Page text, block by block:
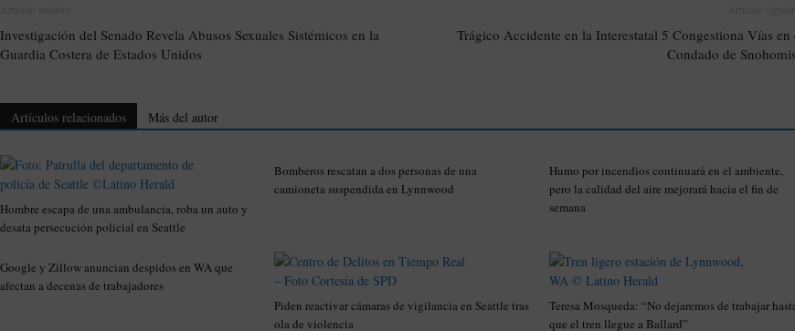
Investigación del Senado Revela Abusos Sexuales Sistémicos en la
Guardia Costera de Estados Unidos
Trágico Accidente en la Interestatal 5 Congestiona Vías en
Condado de
Artículos relacionados Más del autor
Hombre escapa de una ambulancia, roba un auto y
desata persecución policial en Seattle
Bomberos rescatan a dos personas de una
camioneta suspendida en Lynnwood
Humo por incendios continuará en el ambiente,
pero la calidad del aire mejorará hacia el fin de
semana
Google y Zillow anuncian despidos en WA que
afectan a decenas de trabajadores
Piden reactivar cámaras de vigilancia en Seattle tras
ola de violencia
Teresa Mosqueda: “No dejaremos de trabajar
que el tren llegue a Ballard”